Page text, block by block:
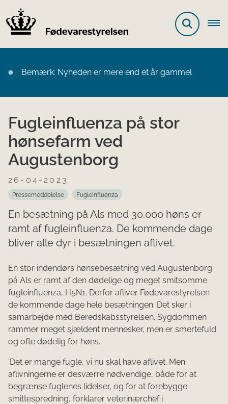
Bemærk: Nyheden er mere end et år gammel
Fugleinfluenza på stor
hønsefarm ved
Augustenborg
26-04-2023
Pressemeddelelse Fugleinfluenza
En besætning på Als med 30.000 høns er
ramt af fugleinfluenza. De kommende dage
bliver alle dyr i besætningen aflivet.
​En stor indendørs hønsebesætning ved Augustenborg
på Als er ramt af den dødelige og meget smitsomme
fugleinfluenza, H5N1. Derfor afliver Fødevarestyrelsen
de kommende dage hele besætningen. Det sker i
samarbejde med Beredskabsstyrelsen. Sygdommen
rammer meget sjældent mennesker, men er smertefuld
og ofte dødelig for høns.
’Det er mange fugle, vi nu skal have aflivet. Men
aflivningerne er desværre nødvendige, både for at
begrænse fuglenes lidelser, og for at forebygge
smittespredning’, forklarer veterinærchef i